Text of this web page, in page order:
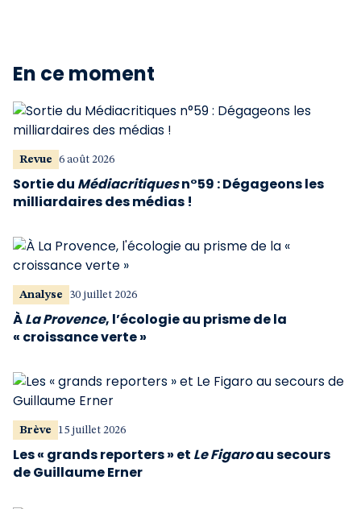
En ce moment
Revue 6 août 2026
Sortie du Médiacritiquesn°59 : Dégageons les
milliardaires des médias !
Analyse 30 juillet 2026
ÀLa Provence, l’écologie au prisme de la
« croissance verte »
Brève 15 juillet 2026
Les « grands reporters » et Le Figaroau secours
de Guillaume Erner